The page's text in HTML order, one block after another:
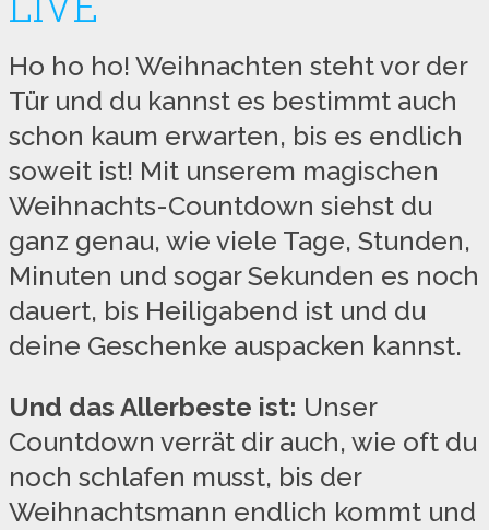
Ho ho ho! Weihnachten steht vor der
Tür und du kannst es bestimmt auch
schon kaum erwarten, bis es endlich
soweit ist! Mit unserem magischen
Weihnachts-Countdown siehst du
ganz genau, wie viele Tage, Stunden,
Minuten und sogar Sekunden es noch
dauert, bis Heiligabend ist und du
deine Geschenke auspacken kannst.
Und das Allerbeste ist: Unser
Countdown verrät dir auch, wie oft du
noch schlafen musst, bis der
Weihnachtsmann endlich kommt und